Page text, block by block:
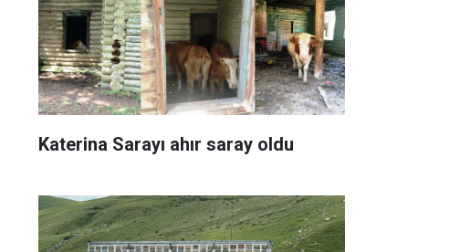
Katerina Sarayı ahır saray oldu